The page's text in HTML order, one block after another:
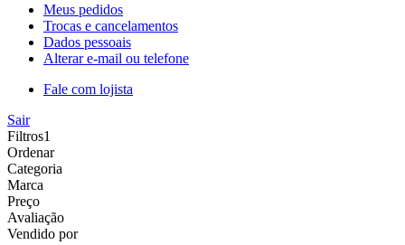
Meus pedidos
Trocas e cancelamentos
Dados pessoais
Alterar e-mail ou telefone
Fale com lojista
Sair
Filtros1
Ordenar
Categoria
Marca
Preço
Avaliação
Vendido por